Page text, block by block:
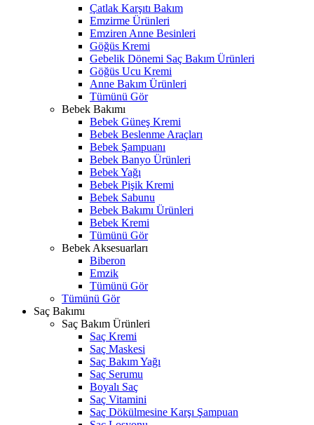
Çatlak Karşıtı Bakım
Emzirme Ürünleri
Emziren Anne Besinleri
Göğüs Kremi
Gebelik Dönemi Saç Bakım Ürünleri
Göğüs Ucu Kremi
Anne Bakım Ürünleri
Tümünü Gör
Bebek Bakımı
Bebek Güneş Kremi
Bebek Beslenme Araçları
Bebek Şampuanı
Bebek Banyo Ürünleri
Bebek Yağı
Bebek Pişik Kremi
Bebek Sabunu
Bebek Bakımı Ürünleri
Bebek Kremi
Tümünü Gör
Bebek Aksesuarları
Biberon
Emzik
Tümünü Gör
Tümünü Gör
Saç Bakımı
Saç Bakım Ürünleri
Saç Kremi
Saç Maskesi
Saç Bakım Yağı
Saç Serumu
Boyalı Saç
Saç Vitamini
Saç Dökülmesine Karşı Şampuan